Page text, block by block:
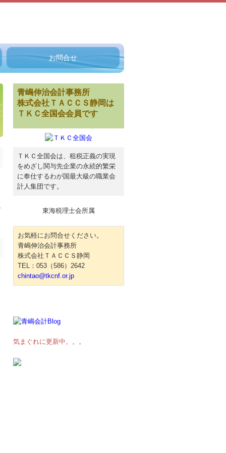
お問合せ
お問合せ
青嶋伸治会計事務所
株式会社ＴＡＣＣＳ静岡は
ＴＫＣ全国会会員です
ＴＫＣ全国会は、租税正義の実現
をめざし関与先企業の永続的繁栄
に奉仕するわが国最大級の職業会
計人集団です。
東海税理士会所属
お気軽にお問合せください。
青嶋伸治会計事務所
株式会社ＴＡＣＣＳ静岡
TEL：053（586）2642
chintao@tkcnf.or.jp
気まぐれに更新中。。。